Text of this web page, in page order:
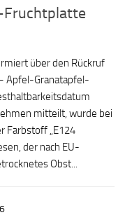
über den Rückruf
Apfel-Granatapfel-
mitteilt, wurde bei
Farbstoff „E124
der nach EU-
Obst...